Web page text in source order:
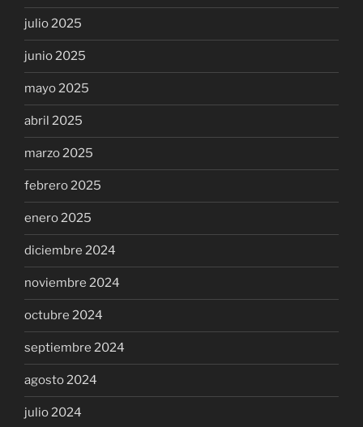
julio 2025
junio 2025
mayo 2025
abril 2025
marzo 2025
febrero 2025
enero 2025
diciembre 2024
noviembre 2024
octubre 2024
septiembre 2024
agosto 2024
julio 2024